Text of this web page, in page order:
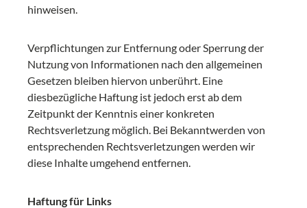
hinweisen.
Verpflichtungen zur Entfernung oder Sperrung der
Nutzung von Informationen nach den allgemeinen
Gesetzen bleiben hiervon unberührt. Eine
diesbezügliche Haftung ist jedoch erst ab dem
Zeitpunkt der Kenntnis einer konkreten
Rechtsverletzung möglich. Bei Bekanntwerden von
entsprechenden Rechtsverletzungen werden wir
diese Inhalte umgehend entfernen.
Haftung für Links